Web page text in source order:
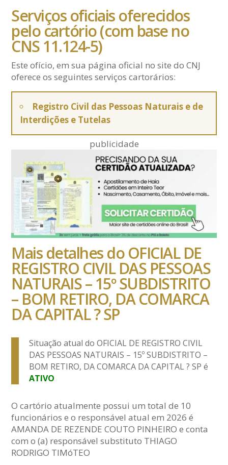
Serviços oficiais oferecidos
pelo cartório (com base no
CNS 11.124-5)
Este ofício, em sua página oficial no site do CNJ
oferece os seguintes serviços cartorários:
Registro Civil das Pessoas Naturais e de
Interdições e Tutelas
publicidade
Mais detalhes do OFICIAL DE
REGISTRO CIVIL DAS PESSOAS
NATURAIS – 15º SUBDISTRITO
– BOM RETIRO, DA COMARCA
DA CAPITAL ? SP
Situação atual do OFICIAL DE REGISTRO CIVIL
DAS PESSOAS NATURAIS – 15º SUBDISTRITO –
BOM RETIRO, DA COMARCA DA CAPITAL ? SP é
ATIVO
O cartório atualmente possui um total de 10
funcionários e o responsável atual em 2026 é
AMANDA DE REZENDE COUTO PINHEIRO e conta
com o (a) responsável substituto THIAGO
RODRIGO TIMóTEO